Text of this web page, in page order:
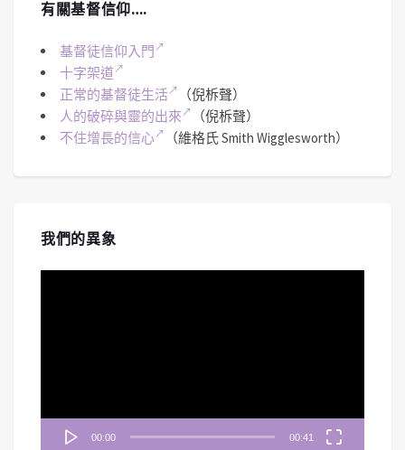
有關基督信仰….
基督徒信仰入門
十字架道
正常的基督徒生活
（倪柝聲）
人的破碎與靈的出來
（倪柝聲）
不住增長的信心
（維格氏 Smith Wigglesworth）
我們的異象
00:00 00:41